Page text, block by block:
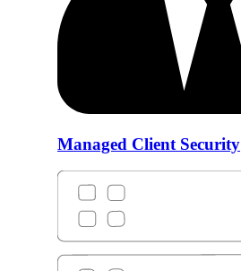
Managed Client Security